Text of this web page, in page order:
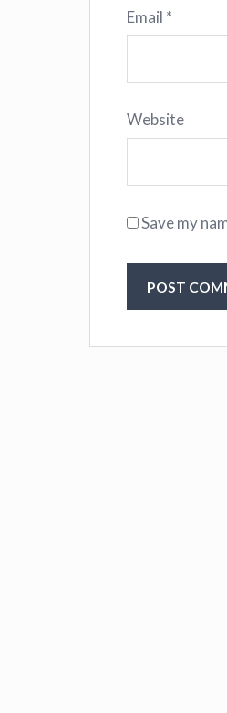
Email *
Website
Save my